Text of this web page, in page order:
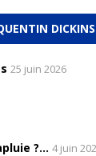
25 juin 2026
?... 4 juin